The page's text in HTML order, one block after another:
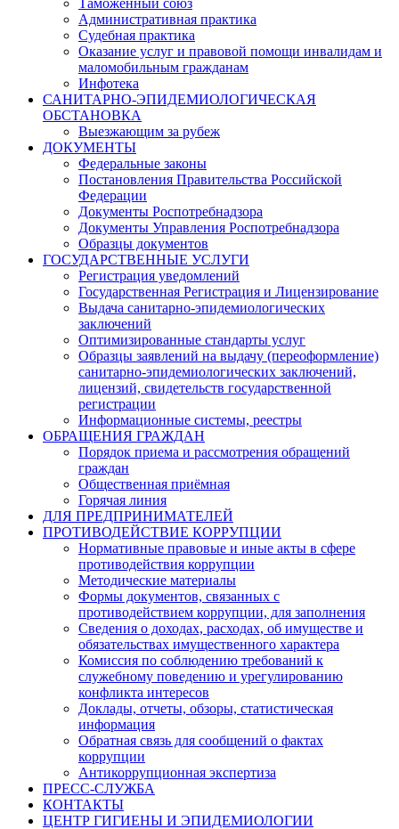
Таможенный союз
Административная практика
Судебная практика
Оказание услуг и правовой помощи инвалидам и
маломобильным гражданам
Инфотека
САНИТАРНО-ЭПИДЕМИОЛОГИЧЕСКАЯ
ОБСТАНОВКА
Выезжающим за рубеж
ДОКУМЕНТЫ
Федеральные законы
Постановления Правительства Российской
Федерации
Документы Роспотребнадзора
Документы Управления Роспотребнадзора
Образцы документов
ГОСУДАРСТВЕННЫЕ УСЛУГИ
Регистрация уведомлений
Государственная Регистрация и Лицензирование
Выдача санитарно-эпидемиологических
заключений
Оптимизированные стандарты услуг
Образцы заявлений на выдачу (переоформление)
санитарно-эпидемиологических заключений,
лицензий, свидетельств государственной
регистрации
Информационные системы, реестры
ОБРАЩЕНИЯ ГРАЖДАН
Порядок приема и рассмотрения обращений
граждан
Общественная приёмная
Горячая линия
ДЛЯ ПРЕДПРИНИМАТЕЛЕЙ
ПРОТИВОДЕЙСТВИЕ КОРРУПЦИИ
Нормативные правовые и иные акты в сфере
противодействия коррупции
Методические материалы
Формы документов, связанных с
противодействием коррупции, для заполнения
Сведения о доходах, расходах, об имуществе и
обязательствах имущественного характера
Комиссия по соблюдению требований к
служебному поведению и урегулированию
конфликта интересов
Доклады, отчеты, обзоры, статистическая
информация
Обратная связь для сообщений о фактах
коррупции
Антикоррупционная экспертиза
ПРЕСС-СЛУЖБА
КОНТАКТЫ
ЦЕНТР ГИГИЕНЫ И ЭПИДЕМИОЛОГИИ